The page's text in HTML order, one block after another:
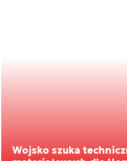
Wojsko szuka